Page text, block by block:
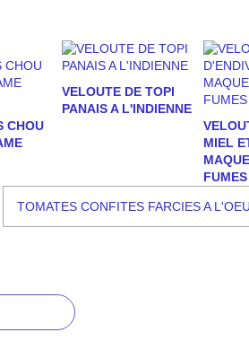
CHOU
VELOUTE DE TOPI
PANAIS A L'INDIENNE
MIEL
FUMES